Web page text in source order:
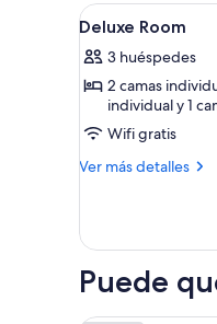
Abrir
todas
las
fotos
Deluxe
Room
5
Deluxe Room
3 huéspedes
2 camas
individual y 1
Wifi gratis
Ver más detalles
Más
Room
Puede